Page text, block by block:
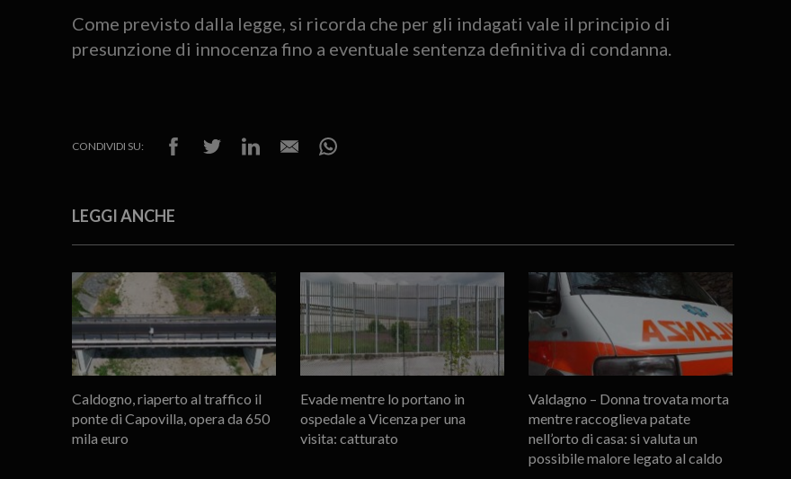
Come previsto dalla legge, si ricorda che per gli indagati vale il principio di
presunzione di innocenza fino a eventuale sentenza definitiva di condanna.
CONDIVIDI SU:
LEGGI ANCHE
Caldogno, riaperto al traffico il
ponte di Capovilla, opera da 650
mila euro
Evade mentre lo portano in
ospedale a Vicenza per una
visita: catturato
Valdagno – Donna trovata morta
mentre raccoglieva patate
nell’orto di casa: si valuta un
possibile malore legato al caldo